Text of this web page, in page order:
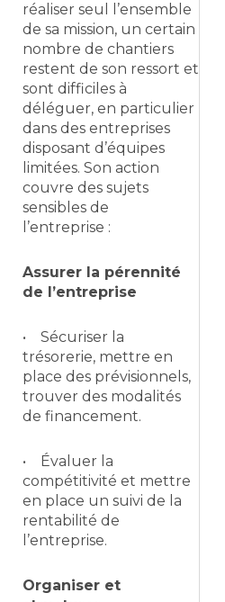
réaliser seul l’ensemble
de sa mission, un certain
nombre de chantiers
restent de son ressort et
sont difficiles à
déléguer, en particulier
dans des entreprises
disposant d’équipes
limitées. Son action
couvre des sujets
sensibles de
l’entreprise :
Assurer la pérennité
de l’entreprise
• Sécuriser la
trésorerie, mettre en
place des prévisionnels,
trouver des modalités
de financement.
• Évaluer la
compétitivité et mettre
en place un suivi de la
rentabilité de
l’entreprise.
Organiser et